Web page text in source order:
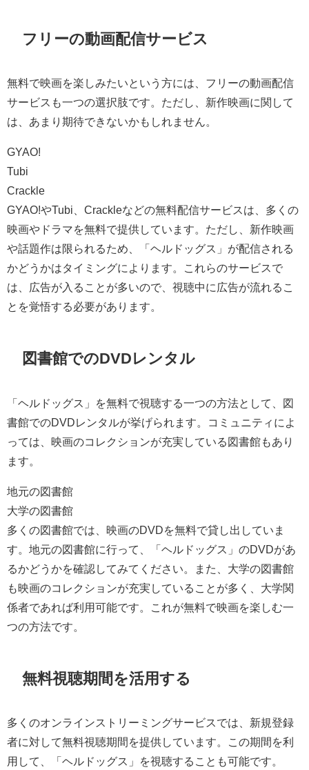
フリーの動画配信サービス
無料で映画を楽しみたいという方には、フリーの動画配信
サービスも一つの選択肢です。ただし、新作映画に関して
は、あまり期待できないかもしれません。
GYAO!
Tubi
Crackle
GYAO!やTubi、Crackleなどの無料配信サービスは、多くの
映画やドラマを無料で提供しています。ただし、新作映画
や話題作は限られるため、「ヘルドッグス」が配信される
かどうかはタイミングによります。これらのサービスで
は、広告が入ることが多いので、視聴中に広告が流れるこ
とを覚悟する必要があります。
図書館でのDVDレンタル
「ヘルドッグス」を無料で視聴する一つの方法として、図
書館でのDVDレンタルが挙げられます。コミュニティによ
っては、映画のコレクションが充実している図書館もあり
ます。
地元の図書館
大学の図書館
多くの図書館では、映画のDVDを無料で貸し出していま
す。地元の図書館に行って、「ヘルドッグス」のDVDがあ
るかどうかを確認してみてください。また、大学の図書館
も映画のコレクションが充実していることが多く、大学関
係者であれば利用可能です。これが無料で映画を楽しむ一
つの方法です。
無料視聴期間を活用する
多くのオンラインストリーミングサービスでは、新規登録
者に対して無料視聴期間を提供しています。この期間を利
用して、「ヘルドッグス」を視聴することも可能です。